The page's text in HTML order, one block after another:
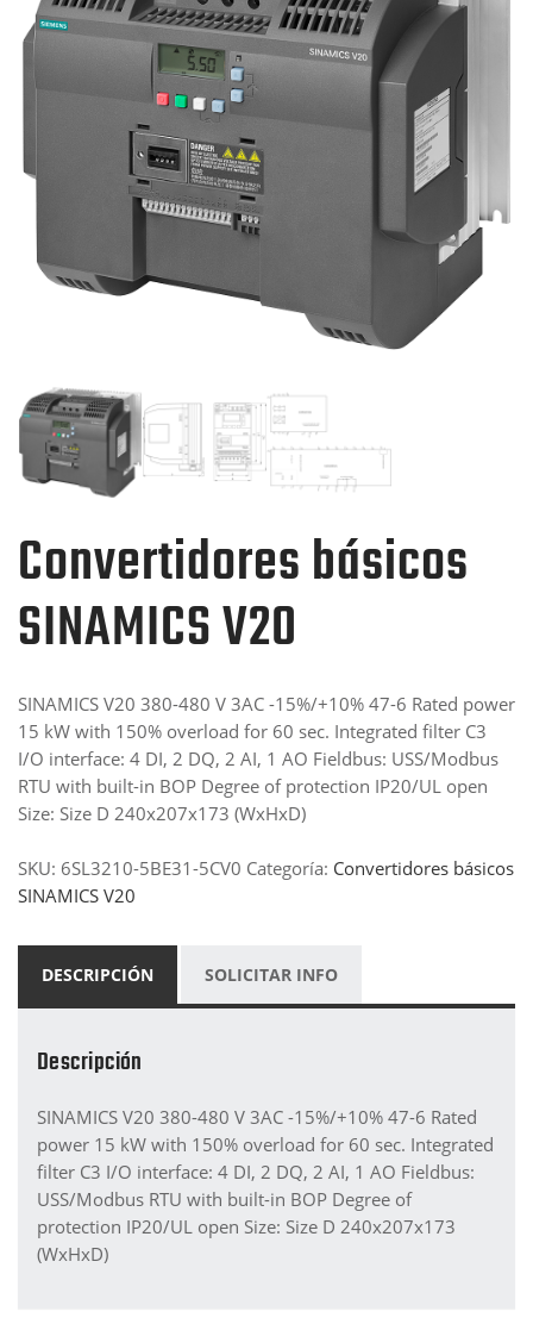
Convertidores básicos
SINAMICS V20
SINAMICS V20 380-480 V 3AC -15%/+10% 47-6 Rated power
15 kW with 150% overload for 60 sec. Integrated filter C3
I/O interface: 4 DI, 2 DQ, 2 AI, 1 AO Fieldbus: USS/Modbus
RTU with built-in BOP Degree of protection IP20/UL open
Size: Size D 240x207x173 (WxHxD)
SKU: 6SL3210-5BE31-5CV0 Categoría: Convertidores básicos
SINAMICS V20
DESCRIPCIÓN SOLICITAR INFO
Descripción
SINAMICS V20 380-480 V 3AC -15%/+10% 47-6 Rated
power 15 kW with 150% overload for 60 sec. Integrated
filter C3 I/O interface: 4 DI, 2 DQ, 2 AI, 1 AO Fieldbus:
USS/Modbus RTU with built-in BOP Degree of
protection IP20/UL open Size: Size D 240x207x173
(WxHxD)